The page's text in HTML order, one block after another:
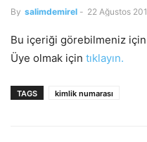
By salimdemirel - 22 Ağustos
Bu içeriği görebilmeniz
Üye olmak için tıklayın.
TAGS kimlik numarası